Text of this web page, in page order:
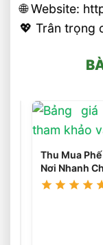
🌐 Website:
💖 Trân trọng
Thu Mua
Nơi Nhanh